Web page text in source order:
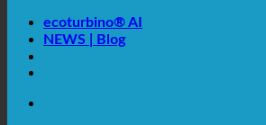
ecoturbino® AI
NEWS | Blog